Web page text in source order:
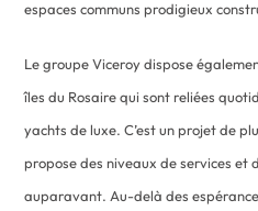
espaces communs prodigieux
Le groupe Viceroy dispose
îles du Rosaire qui sont reliées
yachts de luxe. C’est un projet de
propose des niveaux de services et
auparavant. Au-delà des